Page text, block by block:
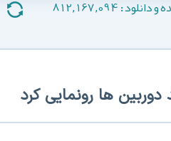
و دانلود : 812,167,094
ها رونمایی کرد